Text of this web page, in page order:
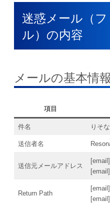
迷惑メール（
ル）の内容
メールの基本情報
項目
件名 りそ
送信者名
送信元メールアドレス
Return Path